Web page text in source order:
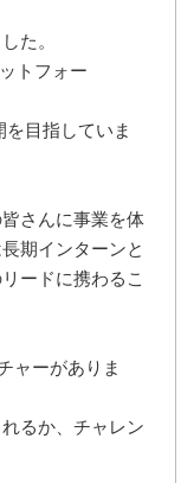
た。
トフォー
目指していま
さんに事業を体
期インターンと
ードに携わるこ
ャーがありま
るか、チャレン